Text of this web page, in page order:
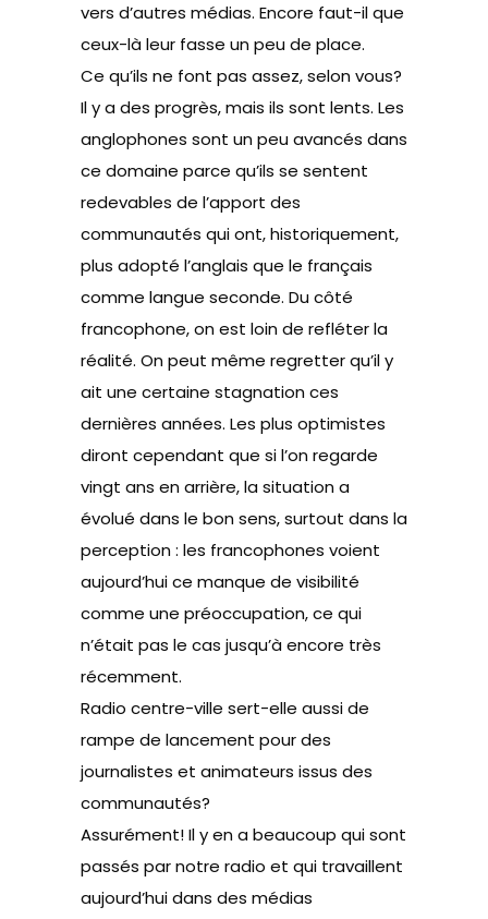
vers d’autres médias. Encore faut-il que
ceux-là leur fasse un peu de place.
Ce qu’ils ne font pas assez, selon vous?
Il y a des progrès, mais ils sont lents. Les
anglophones sont un peu avancés dans
ce domaine parce qu’ils se sentent
redevables de l’apport des
communautés qui ont, historiquement,
plus adopté l’anglais que le français
comme langue seconde. Du côté
francophone, on est loin de refléter la
réalité. On peut même regretter qu’il y
ait une certaine stagnation ces
dernières années. Les plus optimistes
diront cependant que si l’on regarde
vingt ans en arrière, la situation a
évolué dans le bon sens, surtout dans la
perception : les francophones voient
aujourd’hui ce manque de visibilité
comme une préoccupation, ce qui
n’était pas le cas jusqu’à encore très
récemment.
Radio centre-ville sert-elle aussi de
rampe de lancement pour des
journalistes et animateurs issus des
communautés?
Assurément! Il y en a beaucoup qui sont
passés par notre radio et qui travaillent
aujourd’hui dans des médias